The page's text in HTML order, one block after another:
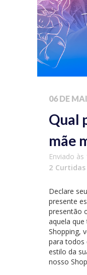
06 DE
Qual
mãe
Enviado às
2 Curtidas
Declare
presente
presentão
aquela que
Shopping,
para todos
estilo da
nosso